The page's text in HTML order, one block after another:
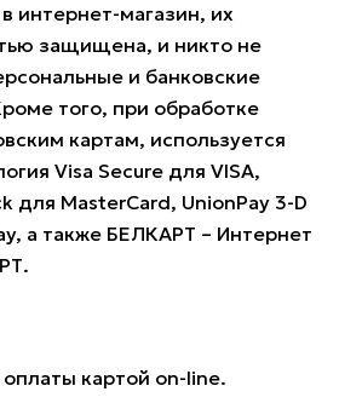
интернет-магазин, их
защищена, и никто не
и банковские
того, при обработке
картам, используется
Visa Secure для VISA,
для MasterCard, UnionPay 3-D
а также БЕЛКАРТ – Интернет
картой on-line.